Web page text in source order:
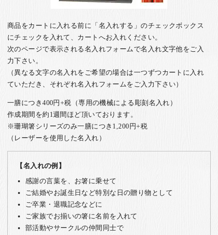
商品をカートに入れる前に「名入れする」のチェックボックス
にチェックを入れて、カートへお入れください。
次のページで表示される名入れフォームで名入れ文字他をご入
力下さい。
（異なる文字の名入れをご希望の場合は一つずつカートに入れ
ていただき、それぞれ名入れフォームをご入力下さい）
一膳につき400円+税（専用の機械による彫刻名入れ）
作成期間を約1週間ほど頂いております。
※珊瑚箸シリーズのみ一膳につき1,200円+税
（レーザーを使用した名入れ）
【名入れの例】
感謝の言葉を、お箸に乗せて
ご結婚やお誕生日など特別な日の贈り物として
ご卒業・退職記念などに
ご家族でお揃いの箸に名前を入れて
部活動やサークルの仲間同士で